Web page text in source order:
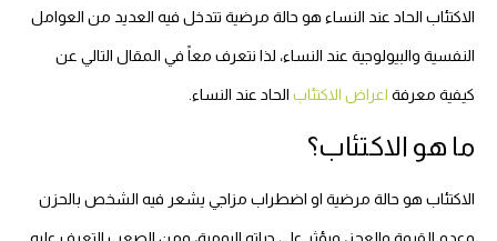
الاكتئاب الحاد عند النساء هو حالة مرضية تتدخل فيه العديد من العوامل
النفسية والبيولوجية عند النساء، لذا نتعرف معاً في المقال التالي عن
كيفية معرفة اعراض الاكتئاب الحاد عند النساء.
ما هو الاكتئاب؟
الاكتئاب هو حالة مرضية او اضطراب مزاجي يشعر فيه الشخص بالحزن
وعدم القيمة والعجز، ويؤثر على حياته اليومية، ومن الصعب التعرف عليه